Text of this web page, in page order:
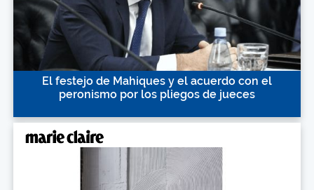
El festejo de Mahiques y el acuerdo con el
peronismo por los pliegos de jueces